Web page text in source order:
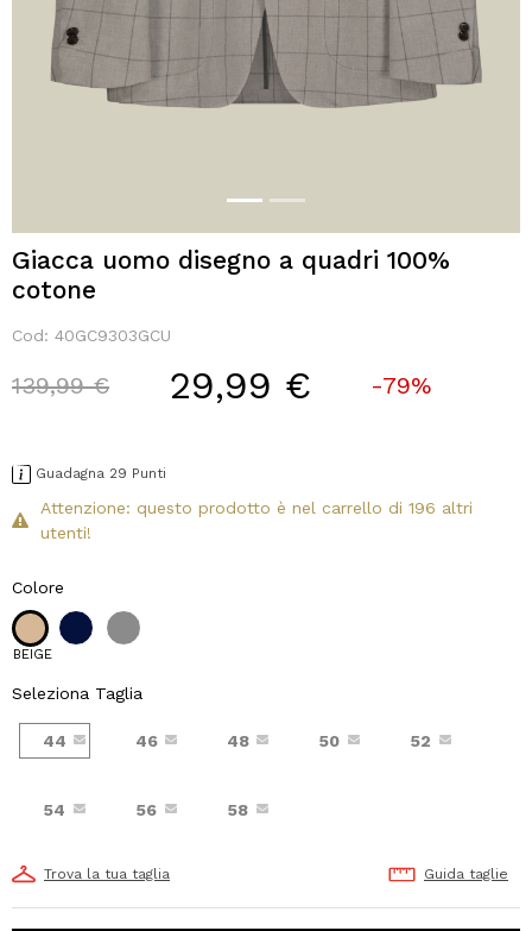
Giacca uomo disegno a quadri 100%
cotone
Cod: 40GC9303GCU
Price reduced from
139,99 €to 29,99 € -79%
Guadagna 29 Punti
Attenzione: questo prodotto è nel carrello di 196 altri
utenti!
Colore
BEIGE
Seleziona Taglia
44 46 48 50 52
54 56 58
Trova la tua taglia Guida taglie